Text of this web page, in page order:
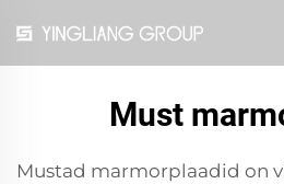
Must
Mustad marmorplaadid on